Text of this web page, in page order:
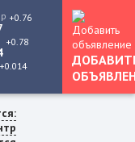
+0.76
+0.78
+0.014